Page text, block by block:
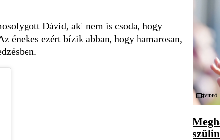
Dávid, aki nem is csoda, hogy
énekes ezért bízik abban, hogy hamarosan,
Videó